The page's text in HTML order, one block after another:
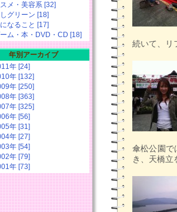
続いて、リ
傘松公園で
き、天橋立
メ・美容系 [32]
グリーン [18]
なること [17]
ム・本・DVD・CD [18]
年別アーカイブ
年 [24]
年 [132]
年 [250]
年 [363]
年 [325]
年 [56]
年 [31]
年 [27]
年 [54]
年 [79]
年 [73]